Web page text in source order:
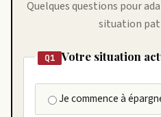
Quelques questions pour
situation
Q1 Votre situation
Je commence à